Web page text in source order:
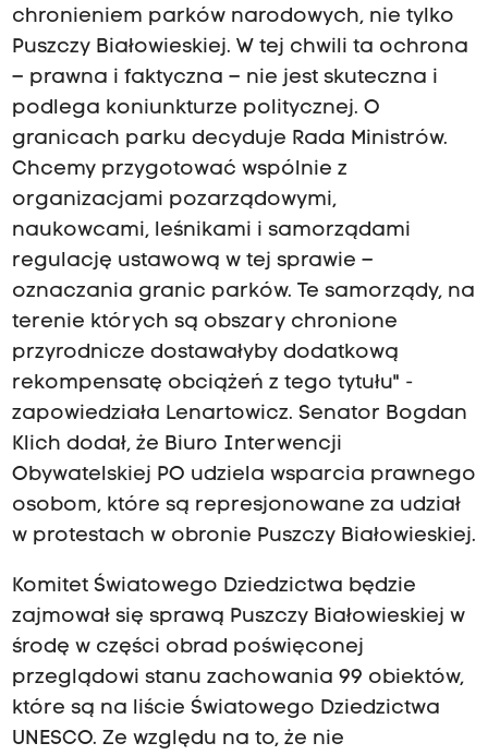
chronieniem parków narodowych, nie tylko
Puszczy Białowieskiej. W tej chwili ta ochrona
– prawna i faktyczna – nie jest skuteczna i
podlega koniunkturze politycznej. O
granicach parku decyduje Rada Ministrów.
Chcemy przygotować wspólnie z
organizacjami pozarządowymi,
naukowcami, leśnikami i samorządami
regulację ustawową w tej sprawie –
oznaczania granic parków. Te samorządy, na
terenie których są obszary chronione
przyrodnicze dostawałyby dodatkową
rekompensatę obciążeń z tego tytułu" -
zapowiedziała Lenartowicz. Senator Bogdan
Klich dodał, że Biuro Interwencji
Obywatelskiej PO udziela wsparcia prawnego
osobom, które są represjonowane za udział
w protestach w obronie Puszczy Białowieskiej.
Komitet Światowego Dziedzictwa będzie
zajmował się sprawą Puszczy Białowieskiej w
środę w części obrad poświęconej
przeglądowi stanu zachowania 99 obiektów,
które są na liście Światowego Dziedzictwa
UNESCO. Ze względu na to, że nie